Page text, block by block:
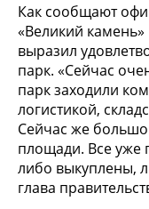
Как сообщают
«Великий
выразил
парк. «Сейчас
парк заходили
логистикой,
Сейчас же
площади. Все уже
либо выкуплены,
глава